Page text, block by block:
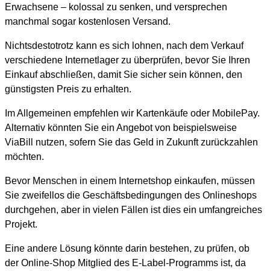
Erwachsene – kolossal zu senken, und versprechen
manchmal sogar kostenlosen Versand.
Nichtsdestotrotz kann es sich lohnen, nach dem Verkauf
verschiedene Internetlager zu überprüfen, bevor Sie Ihren
Einkauf abschließen, damit Sie sicher sein können, den
günstigsten Preis zu erhalten.
Im Allgemeinen empfehlen wir Kartenkäufe oder MobilePay.
Alternativ könnten Sie ein Angebot von beispielsweise
ViaBill nutzen, sofern Sie das Geld in Zukunft zurückzahlen
möchten.
Bevor Menschen in einem Internetshop einkaufen, müssen
Sie zweifellos die Geschäftsbedingungen des Onlineshops
durchgehen, aber in vielen Fällen ist dies ein umfangreiches
Projekt.
Eine andere Lösung könnte darin bestehen, zu prüfen, ob
der Online-Shop Mitglied des E-Label-Programms ist, da